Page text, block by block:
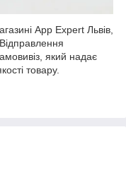
App Expert Львів,
який надає
товару.